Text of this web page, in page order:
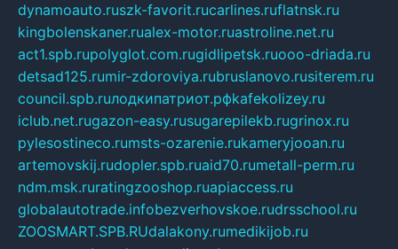
dynamoauto.ruszk-favorit.rucarlines.ruflatnsk.ru
kingbolenskaner.rualex-motor.ruastroline.net.ru
act1.spb.rupolyglot.com.rugidlipetsk.ruooo-driada.ru
detsad125.rumir-zdoroviya.rubruslanovo.rusiterem.ru
council.spb.ruлодкипатриот.рфkafekolizey.ru
iclub.net.rugazon-easy.rusugarepilekb.rugrinox.ru
pylesostineco.rumsts-ozarenie.rukameryjooan.ru
artemovskij.rudopler.spb.ruaid70.rumetall-perm.ru
ndm.msk.ruratingzooshop.ruapiaccess.ru
globalautotrade.infobezverhovskoe.rudrsschool.ru
ZOOSMART.SPB.RUdalakony.rumedikijob.ru